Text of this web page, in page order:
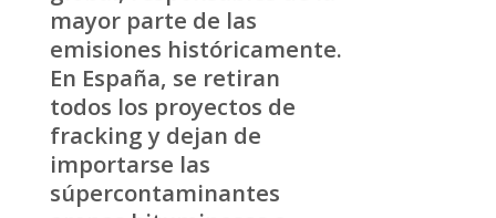
mayor parte de las
emisiones históricamente.
En España, se retiran
todos los proyectos de
fracking y dejan de
importarse las
súpercontaminantes